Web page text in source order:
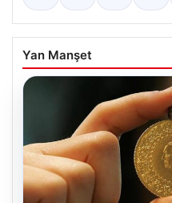
Yan Manşet